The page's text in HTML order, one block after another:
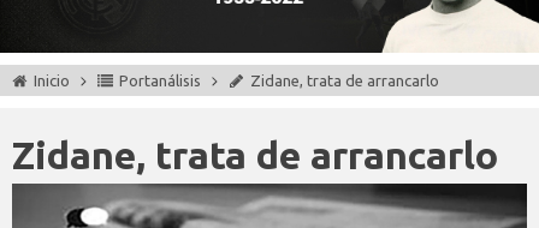
Inicio Portanálisis Zidane, trata de arrancarlo
Zidane, trata de arrancarlo